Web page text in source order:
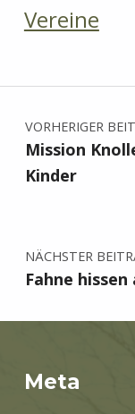
Vereine
VORHERIGER
Mission
Kinder
NÄCHSTER
Fahne
Meta